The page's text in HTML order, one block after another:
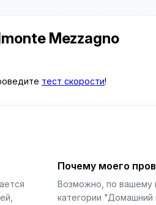
Mezzagno
тест скорости!
Почему моего
Возможно, по вашему
категории "Домашний